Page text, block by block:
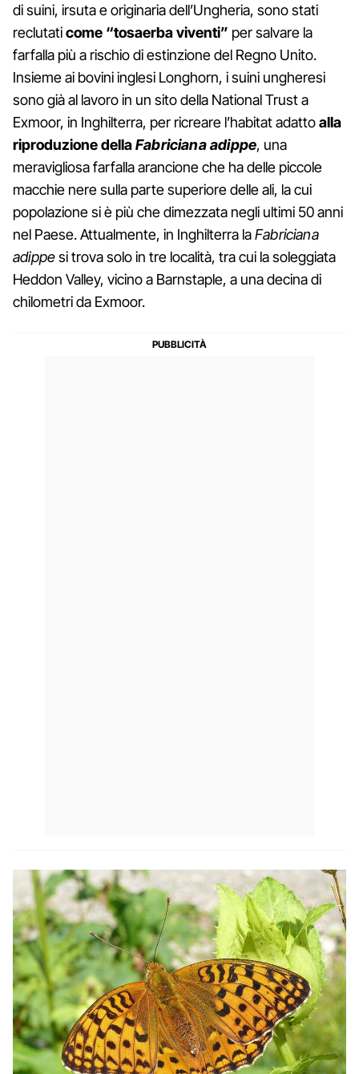
di suini, irsuta e originaria dell’Ungheria, sono stati
reclutaticome “tosaerba viventi” per salvare la
farfalla più a rischio di estinzione del Regno Unito.
Insieme ai bovini inglesi Longhorn, i suini ungheresi
sono già al lavoro in un sito della National Trust a
Exmoor, in Inghilterra, per ricreare l’habitat adattoalla
riproduzione dellaFabriciana adippe, una
meravigliosa farfalla arancione che ha delle piccole
macchie nere sulla parte superiore delle ali, la cui
popolazione si è più che dimezzata negli ultimi 50 anni
nel Paese. Attualmente, in Inghilterra laFabriciana
adippesi trova solo in tre località, tra cui la soleggiata
Heddon Valley, vicino a Barnstaple, a una decina di
chilometri da Exmoor.